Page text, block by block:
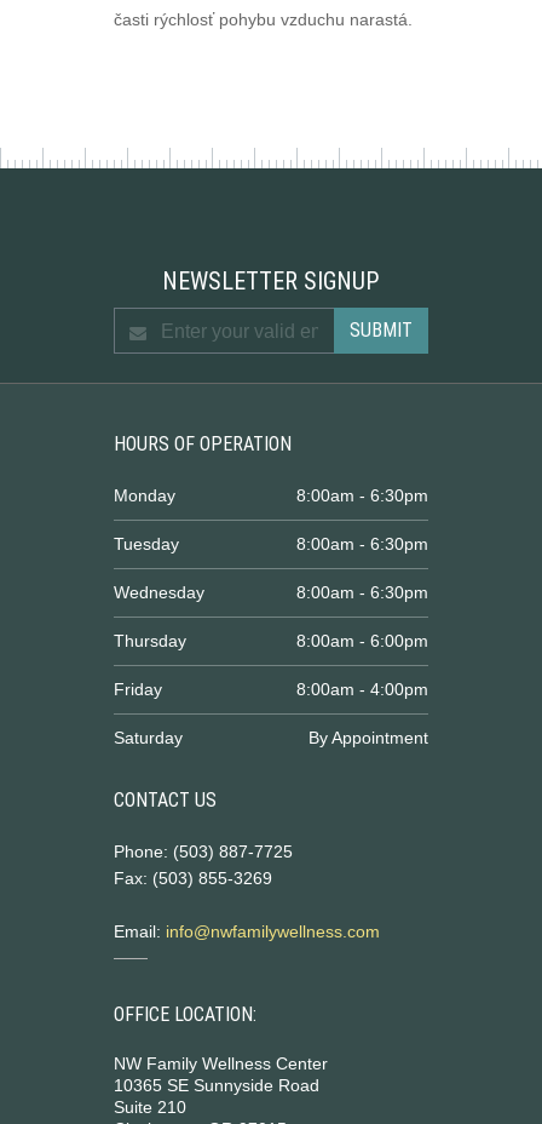
časti rýchlosť pohybu vzduchu narastá.
NEWSLETTER SIGNUP
HOURS OF OPERATION
Monday 8:00am - 6:30pm
Tuesday 8:00am - 6:30pm
Wednesday 8:00am - 6:30pm
Thursday 8:00am - 6:00pm
Friday 8:00am - 4:00pm
Saturday By Appointment
CONTACT US
Phone: (503) 887-7725
Fax: (503) 855-3269
Email: info@nwfamilywellness.com
OFFICE LOCATION:
NW Family Wellness Center
10365 SE Sunnyside Road
Suite 210